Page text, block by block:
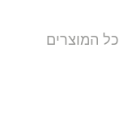
כל המוצרים